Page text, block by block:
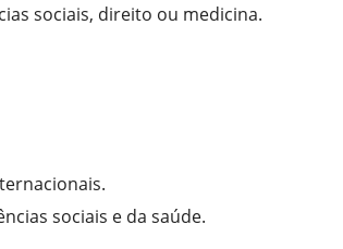
sociais, direito ou medicina.
sociais e da saúde.